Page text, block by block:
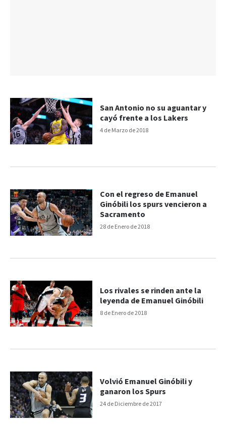
4 de Marzo de 2018
San Antonio no su aguantar y
cayó frente a los Lakers
28 de Enero de 2018
Con el regreso de Emanuel
Ginóbili los spurs vencieron a
Sacramento
8 de Enero de 2018
Los rivales se rinden ante la
leyenda de Emanuel Ginóbili
24 de Diciembre de 2017
Volvió Emanuel Ginóbili y
ganaron los Spurs